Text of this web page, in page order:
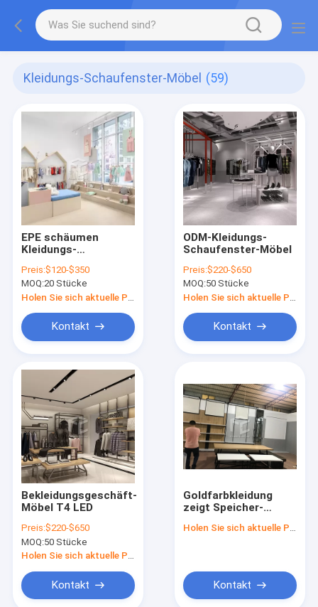
Kleidungs-Schaufenster-Möbel (59)
EPE schäumen
Kleidungs-
Preis:$120-$350
MOQ:20 Stücke
Kontakt
ODM-Kleidungs-
Schaufenster-Möbel
Preis:$220-$650
MOQ:50 Stücke
Kontakt
Bekleidungsgeschäft-
Möbel T4 LED
Preis:$220-$650
MOQ:50 Stücke
Kontakt
Goldfarbkleidung
zeigt Speicher-
Edelstahl-Material an
Holen Sie sich aktuelle Preis
Kontakt